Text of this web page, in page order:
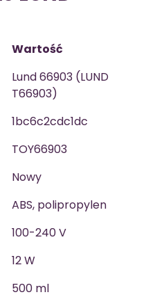
Wartość
Lund 66903 (LUND
T66903)
1bc6c2cdc1dc
TOY66903
Nowy
ABS, polipropylen
100-240 V
12 W
500 ml